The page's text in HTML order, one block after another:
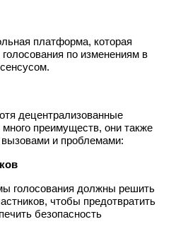
платформа, которая
по изменениям в
децентрализованные
преимуществ, они также
и проблемами:
голосования должны решить
чтобы предотвратить
безопасность